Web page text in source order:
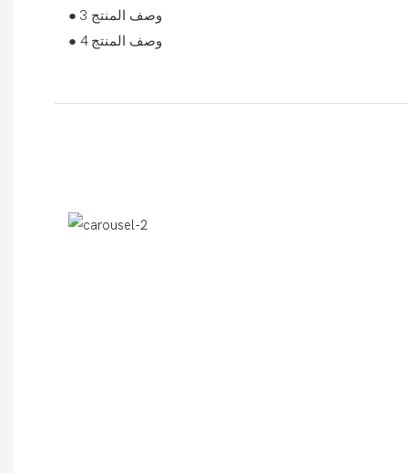
● وصف المنتج 3
● وصف المنتج 4